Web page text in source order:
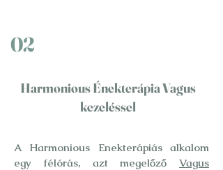
02
Harmonious Énekterápia Vagus
kezeléssel
A Harmonious Enekterápiás alkalom
egy félórás, azt megelőző Vagus